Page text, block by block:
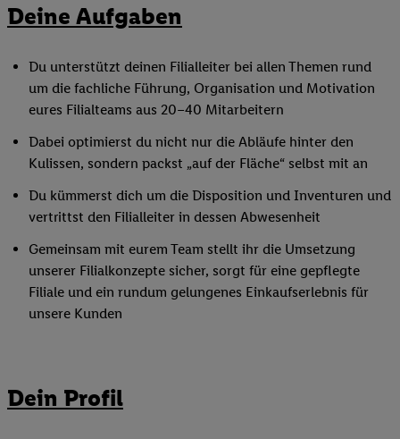
Deine Aufgaben
Du unterstützt deinen Filialleiter bei allen Themen rund
um die fachliche Führung, Organisation und Motivation
eures Filialteams aus 20–40 Mitarbeitern
Dabei optimierst du nicht nur die Abläufe hinter den
Kulissen, sondern packst „auf der Fläche“ selbst mit an
Du kümmerst dich um die Disposition und Inventuren und
vertrittst den Filialleiter in dessen Abwesenheit
Gemeinsam mit eurem Team stellt ihr die Umsetzung
unserer Filialkonzepte sicher, sorgt für eine gepflegte
Filiale und ein rundum gelungenes Einkaufserlebnis für
unsere Kunden
Dein Profil